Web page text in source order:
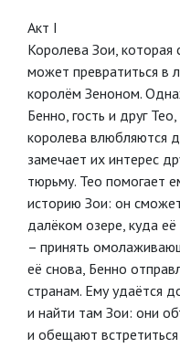
Акт I
Королева Зои,
может превратиться в
королём Зеноном.
Бенно, гость и друг
королева влюбляются
замечает их интерес
тюрьму. Тео помогает
историю Зои: он
далёком озере, куда
– принять
её снова, Бенно
странам. Ему удаётся
и найти там Зои: они
и обещают